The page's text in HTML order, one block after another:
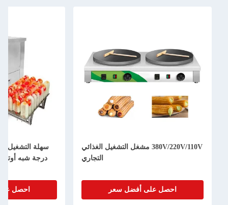
380V/220V/110V مشغل التشغيل الغذائي
التجاري
احصل على أفضل سعر
سهلة التشغيل
درجة شبه
احصل